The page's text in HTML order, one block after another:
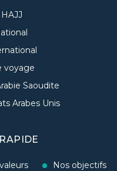
voyage
Saoudite
Arabes Unis
Nos objectifs